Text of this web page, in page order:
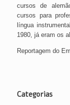
cursos de
cursos para
língua
1980, já eram os
Reportagem do
Categorias